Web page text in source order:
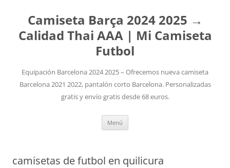
Camiseta Barça 2024 2025 →
Calidad Thai AAA | Mi Camiseta
Futbol
Equipación Barcelona 2024 2025 – Ofrecemos nueva camiseta
Barcelona 2021 2022, pantalón corto Barcelona. Personalizadas
gratis y envío gratis desde 68 euros.
Menú
camisetas de futbol en quilicura